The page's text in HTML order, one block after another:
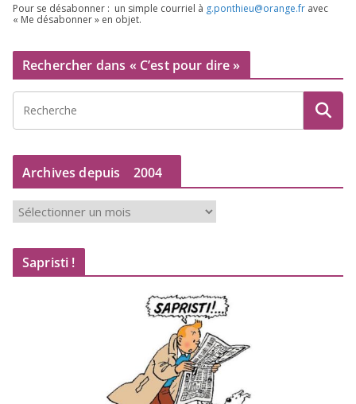
Pour se désa­bon­ner : un simple cour­riel à g.​ponthieu@​orange.​fr avec
« Me désa­bon­ner » en objet.
Rechercher dans « C’est pour dire »
Archives depuis 2004
r
c
Sapristi !